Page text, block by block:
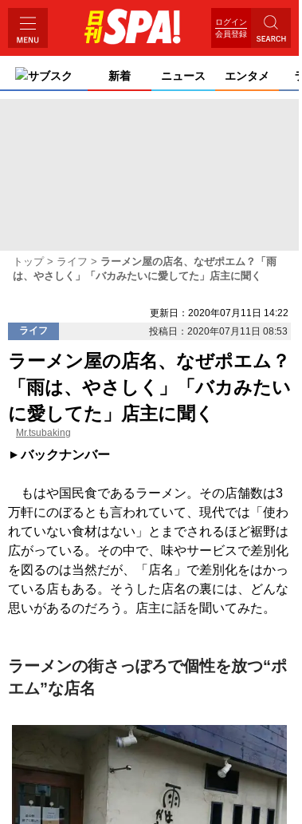
ログイン
会員登録
サブスク 新着 ニュース エンタメ
トップ ライフ
ラーメン屋の店名、なぜポエム？「雨
は、やさしく」「バカみたいに愛してた」店主に聞く
更新日：2020年07月11日 14:22
ライフ
投稿日：2020年07月11日 08:53
ラーメン屋の店名、なぜポエム？
「雨は、やさしく」「バカみたい
に愛してた」店主に聞く
Mr.tsubaking
バックナンバー
もはや国民食であるラーメン。その店舗数は3
万軒にのぼるとも言われていて、現代では「使わ
れていない食材はない」とまでされるほど裾野は
広がっている。その中で、味やサービスで差別化
を図るのは当然だが、「店名」で差別化をはかっ
ている店もある。そうした店名の裏には、どんな
思いがあるのだろう。店主に話を聞いてみた。
ラーメンの街さっぽろで個性を放つ“ポ
エム”な店名